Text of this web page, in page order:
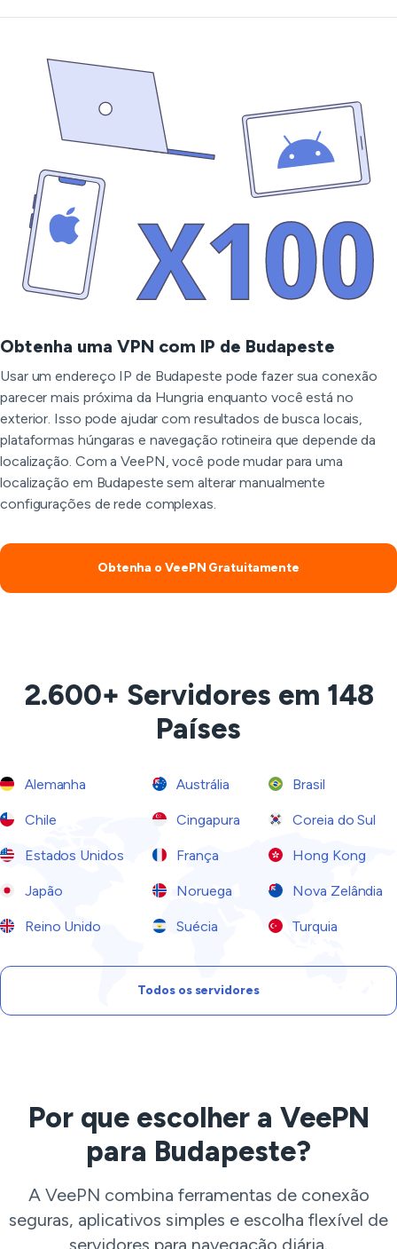
Obtenha uma VPN com IP de Budapeste
Usar um endereço IP de Budapeste pode fazer sua conexão
parecer mais próxima da Hungria enquanto você está no
exterior. Isso pode ajudar com resultados de busca locais,
plataformas húngaras e navegação rotineira que depende da
localização. Com a VeePN, você pode mudar para uma
localização em Budapeste sem alterar manualmente
configurações de rede complexas.
Obtenha o VeePN Gratuitamente
2.600+ Servidores em 148
Países
Alemanha Austrália Brasil
Chile Cingapura Coreia do Sul
Estados Unidos França Hong Kong
Japão Noruega Nova Zelândia
Reino Unido Suécia Turquia
Todos os servidores
Por que escolher a VeePN
para Budapeste?
A VeePN combina ferramentas de conexão
seguras, aplicativos simples e escolha flexível de
servidores para navegação diária.